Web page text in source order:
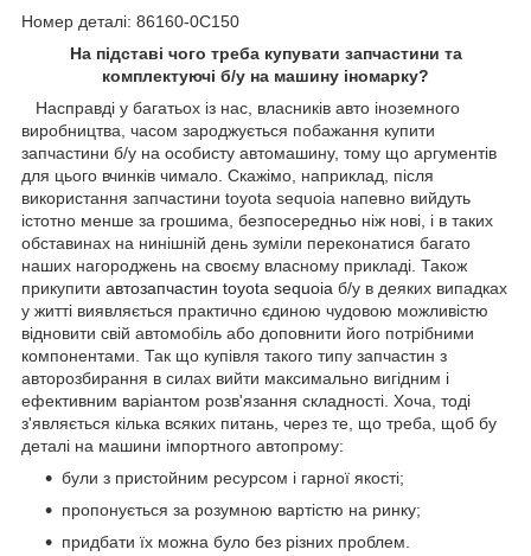
Номер деталі: 86160-0C150
На підставі чого треба купувати запчастини та
комплектуючі б/у на машину іномарку?
Насправді у багатьох із нас, власників авто іноземного
виробництва, часом зароджується побажання купити
запчастини б/у на особисту автомашину, тому що аргументів
для цього вчинків чимало. Скажімо, наприклад, після
використання запчастини toyota sequoia напевно вийдуть
істотно менше за грошима, безпосередньо ніж нові, і в таких
обставинах на нинішній день зуміли переконатися багато
наших нагороджень на своєму власному прикладі. Також
прикупити автозапчастин toyota sequoia б/у в деяких випадках
у житті виявляється практично єдиною чудовою можливістю
відновити свій автомобіль або доповнити його потрібними
компонентами. Так що купівля такого типу запчастин з
авторозбирання в силах вийти максимально вигідним і
ефективним варіантом розв'язання складності. Хоча, тоді
з'являється кілька всяких питань, через те, що треба, щоб бу
деталі на машини імпортного автопрому:
були з пристойним ресурсом і гарної якості;
пропонується за розумною вартістю на ринку;
придбати їх можна було без різних проблем.